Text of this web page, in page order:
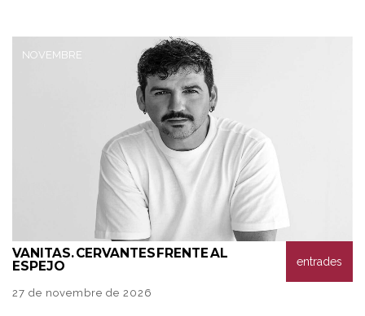
NOVEMBRE
VANITAS.CERVANTES FRENTE AL
ESPEJO
27 de novembre de 2026
entrades